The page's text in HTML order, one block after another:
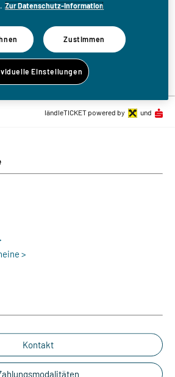
Zurück zur Eventliste
>
Kontakt
ländleTICKET powered by und
Zur Datenschutz-Information
Zustimmen
Einstellungen